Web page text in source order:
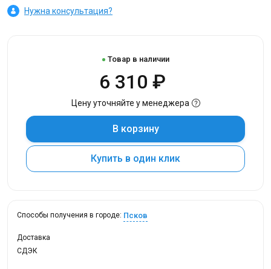
Нужна консультация?
Товар в наличии
6 310 ₽
Цену уточняйте у менеджера
В корзину
Купить в один клик
Способы получения в городе: Псков
Доставка
СДЭК